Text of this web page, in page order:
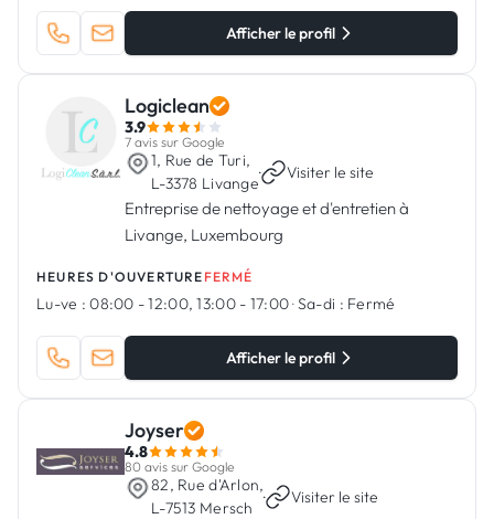
Afficher le profil
Logiclean
3.9
7 avis sur Google
1, Rue de Turi,
L-3378 Livange
· Visiter le site
Entreprise de nettoyage et d'entretien à
Livange, Luxembourg
HEURES D'OUVERTURE FERMÉ
Lu-ve : 08:00 - 12:00, 13:00 - 17:00·Sa-di : Fermé
Afficher le profil
Joyser
4.8
80 avis sur Google
82, Rue d'Arlon,
L-7513 Mersch
· Visiter le site